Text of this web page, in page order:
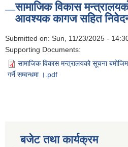
सामाजिक विकास
आवश्यक कागज सहित
Submitted on: Sun, 11/23/2025 -
Supporting Documents:
सामाजिक विकास मन्त्रालयको सूचना
गर्ने सम्वन्धमा ।.pdf
बजेट तथा कार्यक्रम